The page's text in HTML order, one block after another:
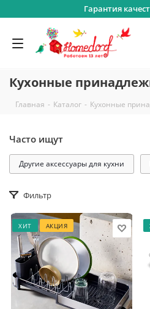
Гарантия
Кухонные
Главная - Каталог - Кухонные
Фильтр
Часто ищут
Другие аксессуары для кухни
ХИТ АКЦИЯ